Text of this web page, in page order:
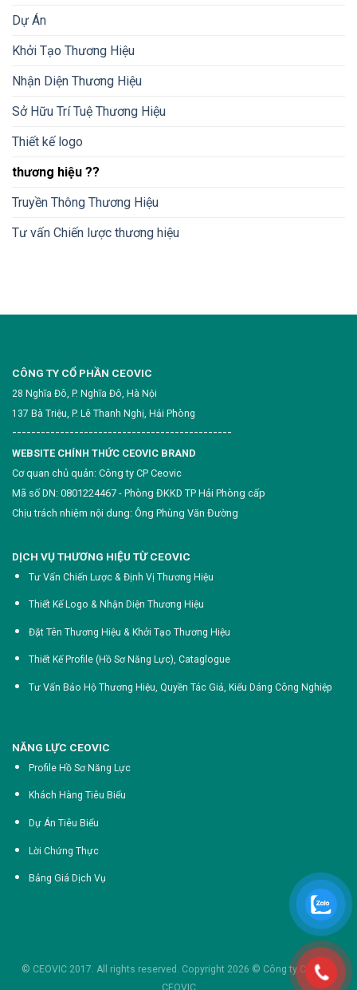
Dự Án
Khởi Tạo Thương Hiệu
Nhận Diện Thương Hiệu
Sở Hữu Trí Tuệ Thương Hiệu
Thiết kế logo
thương hiệu ??
Truyền Thông Thương Hiệu
Tư vấn Chiến lược thương hiệu
CÔNG TY CỔ PHẦN CEOVIC
28 Nghĩa Đô, P. Nghĩa Đô, Hà Nội
137 Bà Triệu, P. Lê Thanh Nghị, Hải Phòng
----------------------------------------------
WEBSITE CHÍNH THỨC CEOVIC BRAND
Cơ quan chủ quản: Công ty CP Ceovic
Mã số DN: 0801224467 - Phòng ĐKKD TP Hải Phòng cấp
Chịu trách nhiệm nội dung: Ông Phùng Văn Đường
DỊCH VỤ THƯƠNG HIỆU TỪ CEOVIC
Tư Vấn Chiến Lược & Định Vị Thương Hiệu
Thiết Kế Logo & Nhận Diện Thương Hiệu
Đặt Tên Thương Hiệu & Khởi Tạo Thương Hiệu
Thiết Kế Profile (Hồ Sơ Năng Lực), Cataglogue
Tư Vấn Bảo Hộ Thương Hiệu, Quyền Tác Giả, Kiểu Dáng Công Nghiệp
NĂNG LỰC CEOVIC
Profile Hồ Sơ Năng Lực
Khách Hàng Tiêu Biểu
Dự Án Tiêu Biểu
Lời Chứng Thực
Bảng Giá Dịch Vụ
© CEOVIC 2017. All rights reserved. Copyright 2026 © Công ty Cổ phần
CEOVIC